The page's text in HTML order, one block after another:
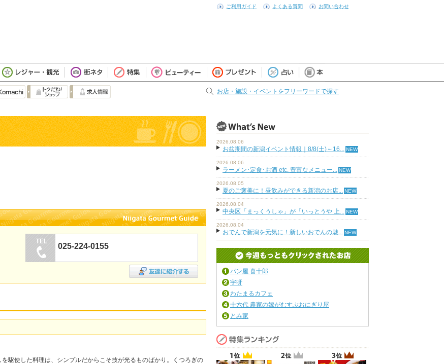
ご利用ガイド よくある質問 お問い合わせ
お店・施設・イベントをフリーワードで探す
025-224-0155
駆使した料理は、シンプルだからこそ技が光るものばかり。くつろぎの
2026.08.06
お盆期間の新潟イベント情報｜8/8(土)～16...
2026.08.06
ラーメン･定食･お酒 etc. 豊富なメニュー...
2026.08.05
夏のご褒美に！昼飲みができる新潟のお店...
2026.08.04
中央区「まっくうしゃ」が「いっとうや 上...
2026.08.04
おでんで新潟を元気に！新しいおでんの魅...
パン屋 喜十郎
宇呀
わたまるカフェ
十六代 農家の嫁がむすぶおにぎり屋
とみ家